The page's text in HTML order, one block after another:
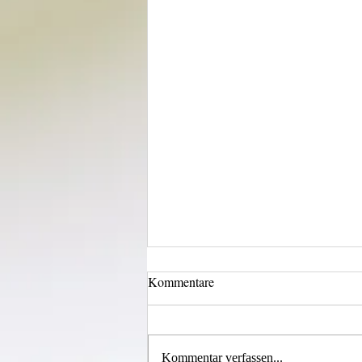
Kommentare
Kommentar verfassen...